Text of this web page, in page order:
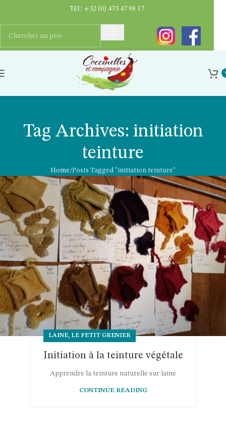
Tag Archives: initiation
teinture
Home Posts Tagged "initiation teinture"
LAINE, LE PETIT GRENIER
Initiation à la teinture végétale
Apprendre la teinture naturelle sur laine
CONTINUE READING
Tél.: +32 (0) 475 47 98 17